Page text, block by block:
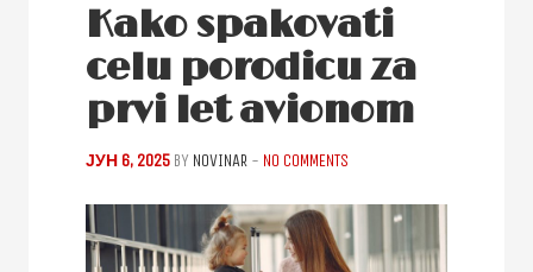
Kako spakovati
celu porodicu za
prvi let avionom
ЈУН 6, 2025 BY NOVINAR - NO COMMENTS